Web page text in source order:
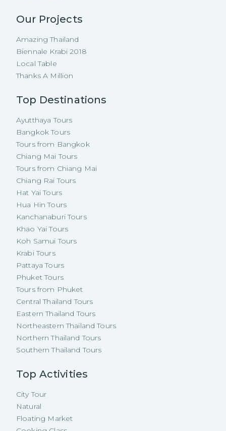
Our Projects
Amazing Thailand
Biennale Krabi 2018
Local Table
Thanks A Million
Top Destinations
Ayutthaya Tours
Bangkok Tours
Tours from Bangkok
Chiang Mai Tours
Tours from Chiang Mai
Chiang Rai Tours
Hat Yai Tours
Hua Hin Tours
Kanchanaburi Tours
Khao Yai Tours
Koh Samui Tours
Krabi Tours
Pattaya Tours
Phuket Tours
Tours from Phuket
Central Thailand Tours
Eastern Thailand Tours
Northeastern Thailand Tours
Northern Thailand Tours
Southern Thailand Tours
Top Activities
City Tour
Natural
Floating Market